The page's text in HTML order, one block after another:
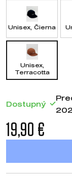
Unisex, Čierna
Unisex,
Terracotta
Dostupný
19,90 €